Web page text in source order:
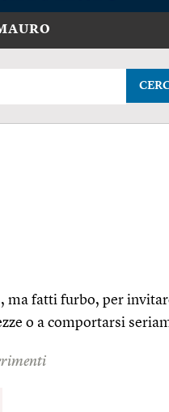
, ma fatti furbo, per
o a comportarsi